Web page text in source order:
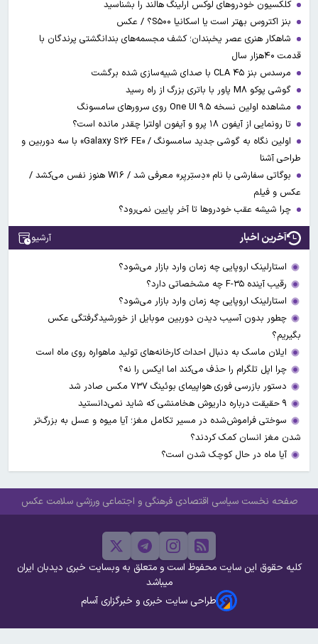
کلکسیون خودروهای لوکس ارلینگ هالند را بشناسید
بنز اکتروس بهتر است یا اسکانیا S۵۰۰؟ / عکس
شاهکار هنری عصر یخبندان؛ کشف مجسمه‌های بندانگشتی‌ پرندگان با
قدمت ۴۰هزار سال
مرسدس بنز CLA ۴۵ با صدای شبیه‌سازی شده برگشت
گوشی پوکو M۸ پاور با باتری بزرگ از راه رسید
مشاهده اولین نسخه One UI ۹.۵ روی سرورهای سامسونگ
تا رونمایی از آیفون ۱۸ پرو و آیفون اولترا چقدر مانده است؟
اولین نگاه به گوشی جدید سامسونگ / «Galaxy S۲۶ FE» با سه دوربین و
طراحی آشنا
بوگاتی سفارشی با نام «دِستِریِر» معرفی شد / W۱۶ هنوز نفس می‌کشد /
عکس و فیلم
چرا شیشه عقب خودروها تا آخر پایین نمی‌رود؟
آخرین اخبار آرشیو
استارلینک اروپایی چه زمان وارد بازار می‌شود؟
رقیب آینده F-۳۵ چه مشخصاتی دارد؟
استارلینک اروپایی چه زمان وارد بازار می‌شود؟
چطور بدون آسیب دیدن دوربین موبایل از خورشیدگرفتگی عکس
بگیریم؟
ایلان ماسک به دنبال احداث کارخانه‌های تولید ماهواره روی ماه است
چرا اپل تلگرام را حذف می‌کند اما ایکس را نه؟
دستور بازرسی فوری هواپیمای بوئینگ ۷۳۷ مکس صادر شد
۹ حقیقت درباره داریوش هخامنشی که شاید نمی‌دانستید
سوختی فراموش‌شده در مسیر تکامل مغز؛ آیا میوه و عسل به بزرگ‌تر
شدن مغز انسان کمک کردند؟
آیا ماه در حال کوچک شدن است؟
صفحه نخست سیاسی اقتصادی فرهنگی و اجتماعی ورزشی سلامت عکس
کلیه حقوق این سایت محفوظ است و متعلق به وبسایت خبری دیدبان ایران
میباشد
طراحی سایت خبری و خبرگزاری آسام